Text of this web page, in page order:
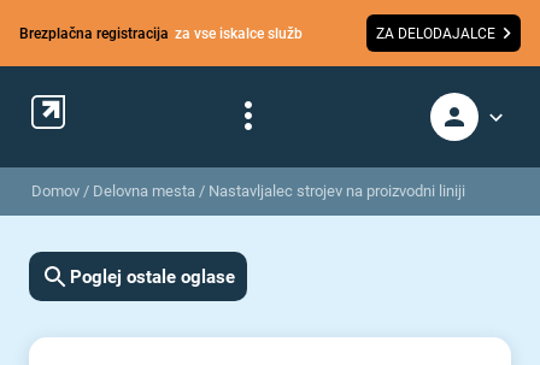
Brezplačna registracija za vse iskalce služb ZA DELODAJALCE
Domov / Delovna mesta / Nastavljalec strojev na proizvodni liniji
Poglej ostale oglase